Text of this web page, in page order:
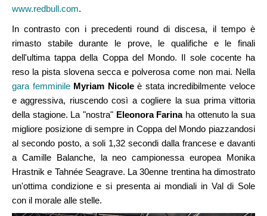
www.redbull.com.
In contrasto con i precedenti round di discesa, il tempo è
rimasto stabile durante le prove, le qualifiche e le finali
dell'ultima tappa della Coppa del Mondo. Il sole cocente ha
reso la pista slovena secca e polverosa come non mai. Nella
gara femminile Myriam Nicoleè stata incredibilmente veloce
e aggressiva, riuscendo così a cogliere la sua prima vittoria
della stagione. La "nostra" Eleonora Farinaha ottenuto la sua
migliore posizione di sempre in Coppa del Mondo piazzandosi
al secondo posto, a soli 1,32 secondi dalla francese e davanti
a Camille Balanche, la neo campionessa europea Monika
Hrastnik e Tahnée Seagrave. La 30enne trentina ha dimostrato
un'ottima condizione e si presenta ai mondiali in Val di Sole
con il morale alle stelle.